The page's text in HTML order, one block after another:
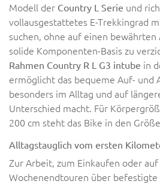
Modell der Country L Serie und
vollausgestattetes E-Trekkingrad
suchen, ohne auf einen
solide Komponenten-Basis zu
Rahmen Country R L G3 intube in
ermöglicht das bequeme Auf- und
besonders im Alltag und auf
Unterschied macht. Für
200 cm steht das Bike in den
Alltagstauglich vom ersten
Zur Arbeit, zum Einkaufen oder
Wochenendtouren über befestigte